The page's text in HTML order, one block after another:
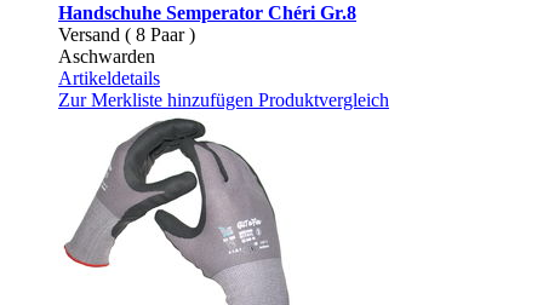
Handschuhe Semperator Chéri Gr.8
Versand ( 8 Paar )
Aschwarden
Artikeldetails
Zur Merkliste hinzufügen Produktvergleich